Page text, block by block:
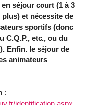
séjour court (1 à 3
plus) et nécessite de
sportifs (donc
C.Q.P., etc., ou du
Enfin, le séjour de
animateurs
: